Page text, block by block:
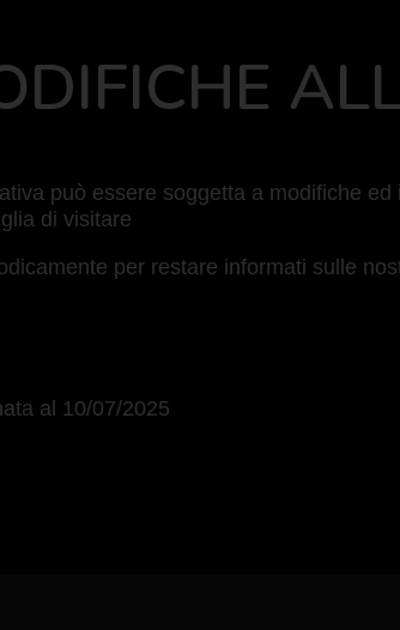
può essere soggetta a modifiche
di visitare
per restare informati sulle
al 10/07/2025